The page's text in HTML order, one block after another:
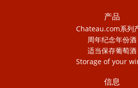
产品
Chateau.com系列
周年纪念年份酒
适当保存葡萄酒
Storage of your
信息